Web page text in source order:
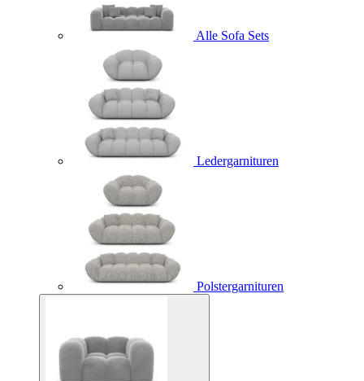
Alle Sofa Sets
Ledergarnituren
Polstergarnituren